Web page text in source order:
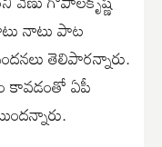
నాటు పాట
తెలిపారన్నారు.
కావడంతో ఏపీ